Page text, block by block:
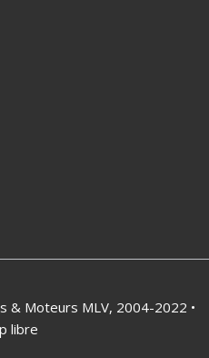
Moteurs MLV, 2004-2022 •
libre